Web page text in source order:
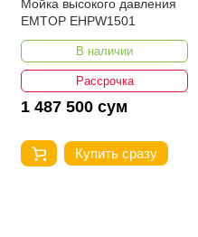
Мойка высокого давления
EMTOP EHPW1501
В наличии
Рассрочка
1 487 500 сум
Купить сразу